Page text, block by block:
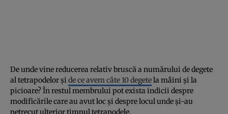
De unde vine reducerea relativ bruscă a numărului de degete
al tetrapodelor și de ce avem câte 10 degetela mâini și la
picioare? În restul membrului pot exista indicii despre
modificările care au avut loc și despre locul unde și-au
petrecut ulterior timpul tetrapodele.